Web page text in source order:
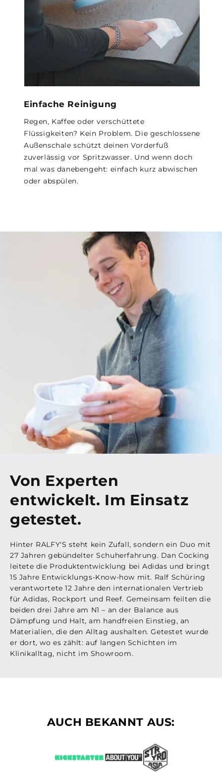
Einfache Reinigung
Regen, Kaffee oder verschüttete
Flüssigkeiten? Kein Problem. Die geschlossene
Außenschale schützt deinen Vorderfuß
zuverlässig vor Spritzwasser. Und wenn doch
mal was danebengeht: einfach kurz abwischen
oder abspülen.
Von Experten
entwickelt. Im Einsatz
getestet.
Hinter RALFY'S steht kein Zufall, sondern ein Duo mit
27 Jahren gebündelter Schuherfahrung. Dan Cocking
leitete die Produktentwicklung bei Adidas und bringt
15 Jahre Entwicklungs-Know-how mit. Ralf Schüring
verantwortete 12 Jahre den internationalen Vertrieb
für Adidas, Rockport und Reef. Gemeinsam feilten die
beiden drei Jahre am N1 – an der Balance aus
Dämpfung und Halt, am handfreien Einstieg, an
Materialien, die den Alltag aushalten. Getestet wurde
er dort, wo es zählt: auf langen Schichten im
Klinikalltag, nicht im Showroom.
AUCH BEKANNT AUS: